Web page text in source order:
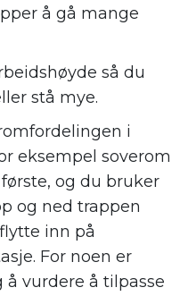
å gå mange
så du
stå mye.
i
eksempel soverom
og du bruker
og ned trappen
flytte inn på
For noen er
å vurdere å tilpasse